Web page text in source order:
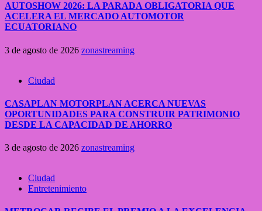
AUTOSHOW 2026: LA PARADA OBLIGATORIA QUE
ACELERA EL MERCADO AUTOMOTOR
ECUATORIANO
3 de agosto de 2026 zonastreaming
Ciudad
CASAPLAN MOTORPLAN ACERCA NUEVAS
OPORTUNIDADES PARA CONSTRUIR PATRIMONIO
DESDE LA CAPACIDAD DE AHORRO
3 de agosto de 2026 zonastreaming
Ciudad
Entretenimiento